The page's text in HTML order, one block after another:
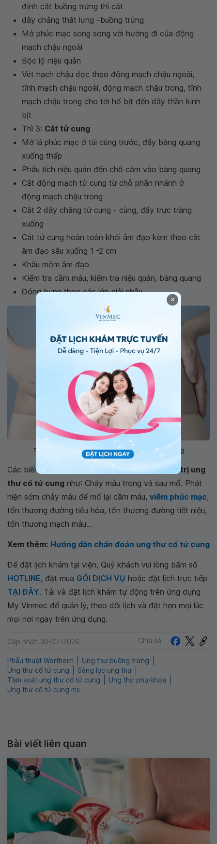
định cắt buồng trứng thì cắt
dây chằng thắt lưng –buồng trứng
Mở phúc mạc song song với hướng đi của động
mạch chậu ngoài
Bộc lộ niệu quản
Vét hạch chậu dọc theo động mạch chậu ngoài,
tĩnh mạch chậu ngoài, động mạch chậu trong, tĩnh
mạch chậu trong cho tới hố bịt đến dây thần kinh
bịt
Thì 3: Cắt tử cung
Mở lá phúc mạc ở túi cùng trước, đẩy bàng quang
xuống thấp
Phẫu tích niệu quản đến chỗ cắm vào bàng quang
Cắt động mạch tử cung từ chỗ phân nhánh ở
động mạch chậu trong
Cắt 2 dây chằng tử cung - cùng, đẩy trực tràng
xuống
Cắt tử cung hoàn toàn khỏi âm đạo kèm theo cắt
âm đạo sâu xuống 1 -2 cm
Khâu mỏm âm đạo
Kiểm tra cầm máu, kiểm tra niệu quản, bàng quang
Đóng bụng theo các lớp giải phẫu
Phẫu thuật Wertheim là phẫu thuật cắt toàn bộ tử cung
Các biến chứng có thể gặp sau phẫu thuậtđiều trị ung
thư cổ tử cung như: Chảy máu trong và sau mổ. Phát
hiện sớm chảy máu để mổ lại cầm máu, viêm phúc mạc,
tổn thương đường tiêu hóa, tổn thương đường tiết niệu,
tổn thương mạch máu...
Xem thêm: Hướng dẫn chẩn đoán ung thư cổ tử cung
Để đặt lịch khám tại viện, Quý khách vui lòng bấm số
HOTLINE, đặt mua GÓI DỊCH VỤ hoặc đặt lịch trực tiếp
TẠI ĐÂY. Tải và đặt lịch khám tự động trên ứng dụng
My Vinmec để quản lý, theo dõi lịch và đặt hẹn mọi lúc
mọi nơi ngay trên ứng dụng.
Cập nhật: 30-07-2026 Chia sẻ
Phẫu thuật Wertheim
Ung thư buồng trứng
Ung thư cổ tử cung
Sàng lọc ung thư
Tầm soát ung thư cổ tử cung
Ung thư phụ khoa
Ung thư cổ tử cung ms
Bài viết liên quan
×